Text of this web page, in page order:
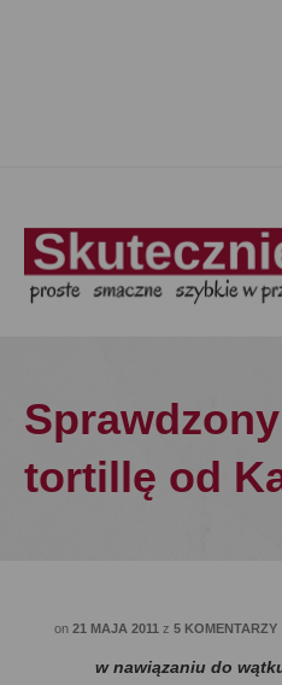
tortillę od
on 21 MAJA 2011 z 5 KOMENTARZY
w nawiązaniu do